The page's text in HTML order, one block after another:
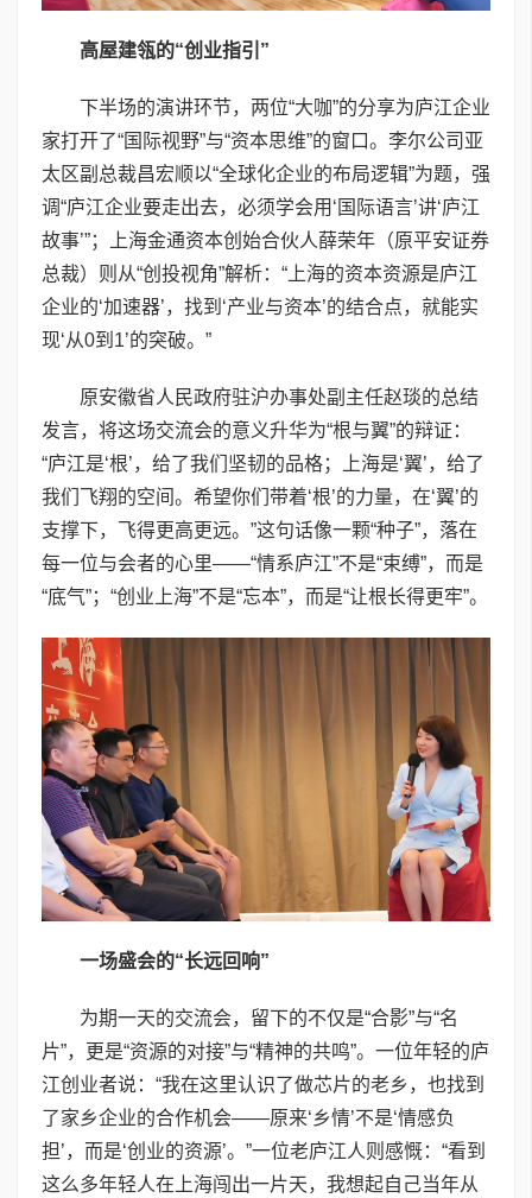
高屋建瓴的“创业指引”
下半场的演讲环节，两位“大咖”的分享为庐江企业
家打开了“国际视野”与“资本思维”的窗口。李尔公司亚
太区副总裁昌宏顺以“全球化企业的布局逻辑”为题，强
调“庐江企业要走出去，必须学会用‘国际语言’讲‘庐江
故事’”；上海金通资本创始合伙人薛荣年（原平安证券
总裁）则从“创投视角”解析：“上海的资本资源是庐江
企业的‘加速器’，找到‘产业与资本’的结合点，就能实
现‘从0到1’的突破。”
原安徽省人民政府驻沪办事处副主任赵琰的总结
发言，将这场交流会的意义升华为“根与翼”的辩证：
“庐江是‘根’，给了我们坚韧的品格；上海是‘翼’，给了
我们飞翔的空间。希望你们带着‘根’的力量，在‘翼’的
支撑下，飞得更高更远。”这句话像一颗“种子”，落在
每一位与会者的心里——“情系庐江”不是“束缚”，而是
“底气”；“创业上海”不是“忘本”，而是“让根长得更牢”。
一场盛会的“长远回响”
为期一天的交流会，留下的不仅是“合影”与“名
片”，更是“资源的对接”与“精神的共鸣”。一位年轻的庐
江创业者说：“我在这里认识了做芯片的老乡，也找到
了家乡企业的合作机会——原来‘乡情’不是‘情感负
担’，而是‘创业的资源’。”一位老庐江人则感慨：“看到
这么多年轻人在上海闯出一片天，我想起自己当年从